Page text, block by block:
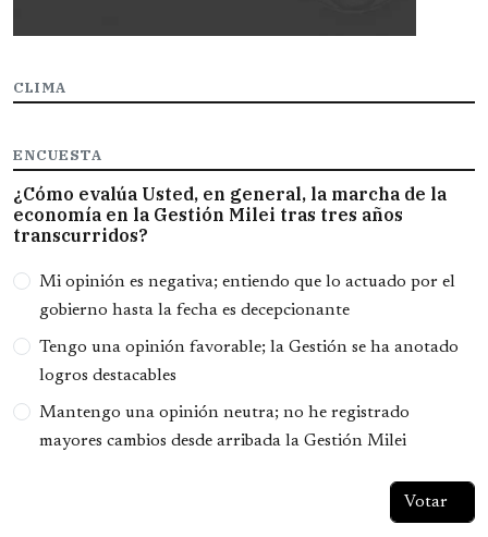
CLIMA
ENCUESTA
¿Cómo evalúa Usted, en general, la marcha de la
economía en la Gestión Milei tras tres años
transcurridos?
Opciones
Mi opinión es negativa; entiendo que lo actuado por el
gobierno hasta la fecha es decepcionante
Tengo una opinión favorable; la Gestión se ha anotado
logros destacables
Mantengo una opinión neutra; no he registrado
mayores cambios desde arribada la Gestión Milei